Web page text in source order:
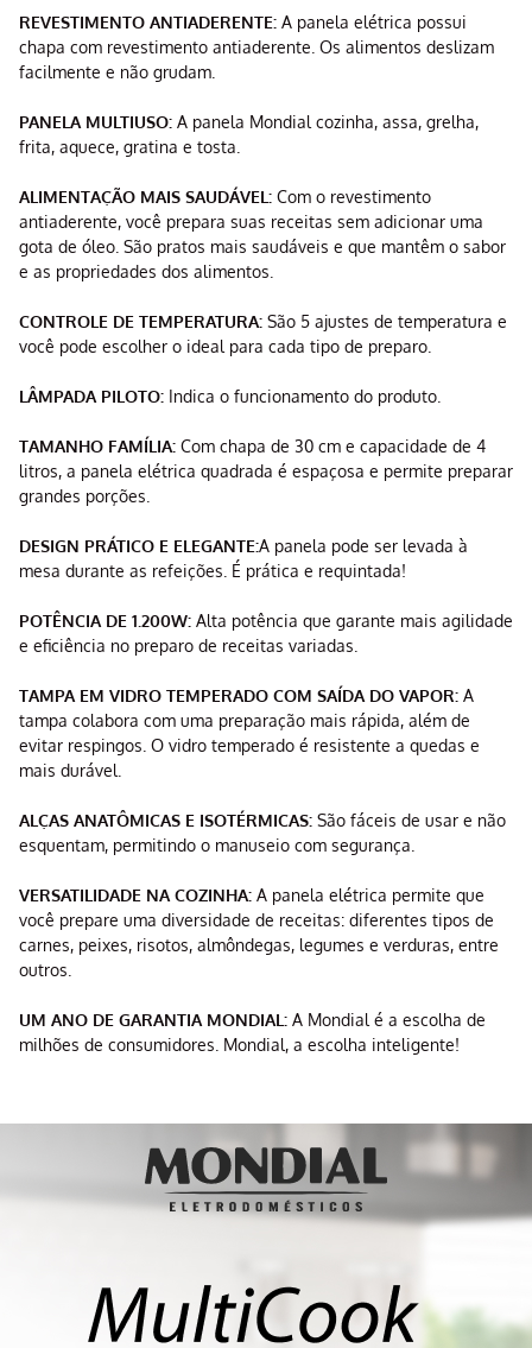
REVESTIMENTO ANTIADERENTE: A panela elétrica possui
chapa com revestimento antiaderente. Os alimentos deslizam
facilmente e não grudam.
PANELA MULTIUSO: A panela Mondial cozinha, assa, grelha,
frita, aquece, gratina e tosta.
ALIMENTAÇÃO MAIS SAUDÁVEL: Com o revestimento
antiaderente, você prepara suas receitas sem adicionar uma
gota de óleo. São pratos mais saudáveis e que mantêm o sabor
e as propriedades dos alimentos.
CONTROLE DE TEMPERATURA: São 5 ajustes de temperatura e
você pode escolher o ideal para cada tipo de preparo.
LÂMPADA PILOTO: Indica o funcionamento do produto.
TAMANHO FAMÍLIA: Com chapa de 30 cm e capacidade de 4
litros, a panela elétrica quadrada é espaçosa e permite preparar
grandes porções.
DESIGN PRÁTICO E ELEGANTE:A panela pode ser levada à
mesa durante as refeições. É prática e requintada!
POTÊNCIA DE 1.200W: Alta potência que garante mais agilidade
e eficiência no preparo de receitas variadas.
TAMPA EM VIDRO TEMPERADO COM SAÍDA DO VAPOR: A
tampa colabora com uma preparação mais rápida, além de
evitar respingos. O vidro temperado é resistente a quedas e
mais durável.
ALÇAS ANATÔMICAS E ISOTÉRMICAS: São fáceis de usar e não
esquentam, permitindo o manuseio com segurança.
VERSATILIDADE NA COZINHA: A panela elétrica permite que
você prepare uma diversidade de receitas: diferentes tipos de
carnes, peixes, risotos, almôndegas, legumes e verduras, entre
outros.
UM ANO DE GARANTIA MONDIAL: A Mondial é a escolha de
milhões de consumidores. Mondial, a escolha inteligente!